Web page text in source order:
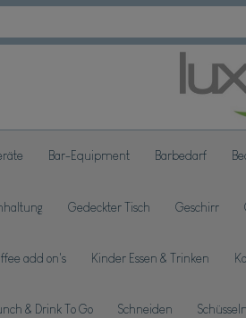
Bar-Equipment Barbedarf
Gedeckter Tisch Geschirr
add on's Kinder Essen & Trinken
& Drink To Go Schneiden